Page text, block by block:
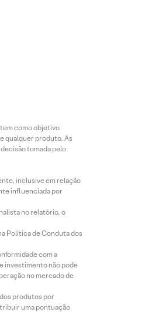
como objetivo
qualquer produto. As
tomada pelo
inclusive em relação
influenciada por
no relatório, o
Política de Conduta dos
com a
investimento não pode
no mercado de
produtos por
uma pontuação